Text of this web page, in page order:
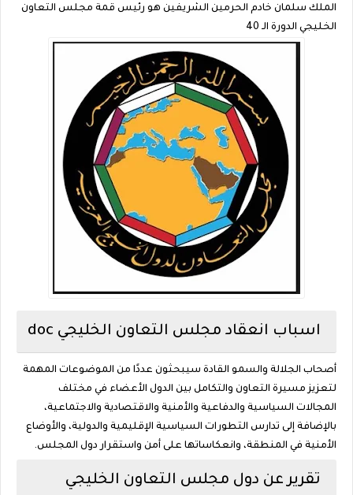
الملك سلمان خادم الحرمين الشريفين هو رئيس قمة مجلس التعاون
الخليجي الدورة الـ 40
اسباب انعقاد مجلس التعاون الخليجي doc
أصحاب الجلالة والسمو القادة سيبحثون عددًا من الموضوعات المهمة
لتعزيز مسيرة التعاون والتكامل بين الدول الأعضاء في مختلف
المجالات السياسية والدفاعية والأمنية والاقتصادية والاجتماعية،
بالإضافة إلى تدارس التطورات السياسية الإقليمية والدولية، والأوضاع
الأمنية في المنطقة، وانعكاساتها على أمن واستقرار دول المجلس.
تقرير عن دول مجلس التعاون الخليجي